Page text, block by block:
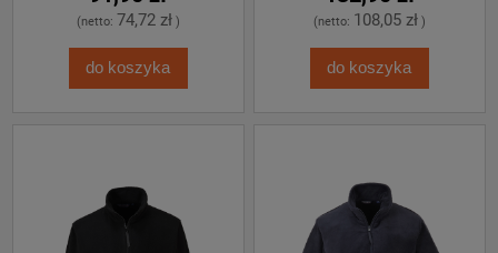
(netto: 74,72 zł)
do koszyka
(netto: 108,05 zł)
do koszyka